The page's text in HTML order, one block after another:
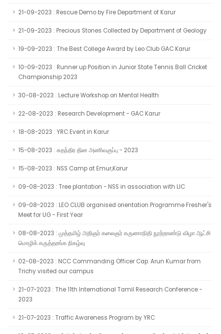
21-09-2023 : Rescue Demo by Fire Department of Karur
21-09-2023 : Precious Stones Collected by Department of Geology
19-09-2023 : The Best College Award by Leo Club GAC Karur
10-09-2023 : Runner up Position in Junior State Tennis Ball Cricket
Championship 2023
30-08-2023 : Lecture Workshop on Mental Health
22-08-2023 : Research Development - GAC Karur
18-08-2023 : YRC Event in Karur
15-08-2023 : சுதந்திர தின அணிவகுப்பு - 2023
15-08-2023 : NSS Camp at Emur,Karur
09-08-2023 : Tree plantation - NSS in association with LIC
09-08-2023 : LEO CLUB organised orientation Programme Fresher's
Meet for UG - First Year
08-08-2023 : முத்தமிழ் அறிஞர் கலைஞர் கருணாநிதி நூற்றாண்டு விழா ஆட்சி
மொழிக் கருத்தரங்க நிகழ்வு
02-08-2023 : NCC Commanding Officer Cap. Arun Kumar from
Trichy visited our campus
21-07-2023 : The 11th International Tamil Research Conference -
2023
21-07-2023 : Traffic Awareness Program by YRC